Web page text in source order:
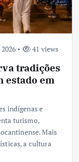
41 views
tradições
estado em
indígenas e
turismo,
Mais
a cultura